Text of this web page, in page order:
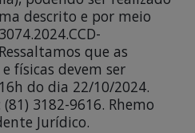
descrito e por meio
que as
físicas devem ser
do dia 22/10/2024.
3182-9616. Rhemo
Jurídico.